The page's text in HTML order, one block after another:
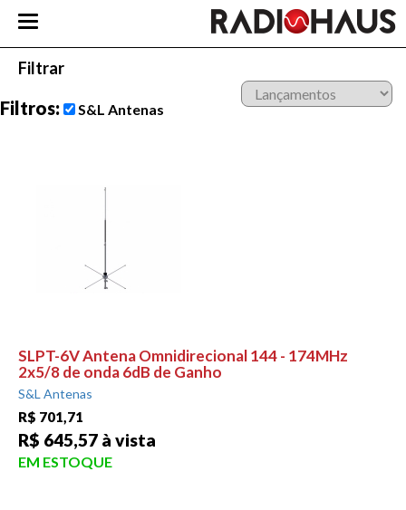
Filtrar
Filtros: S&L Antenas
SLPT-6V Antena Omnidirecional 144 - 174MHz
2x5/8 de onda 6dB de Ganho
S&L Antenas
R$ 701,71
R$ 645,57 à vista
EM ESTOQUE